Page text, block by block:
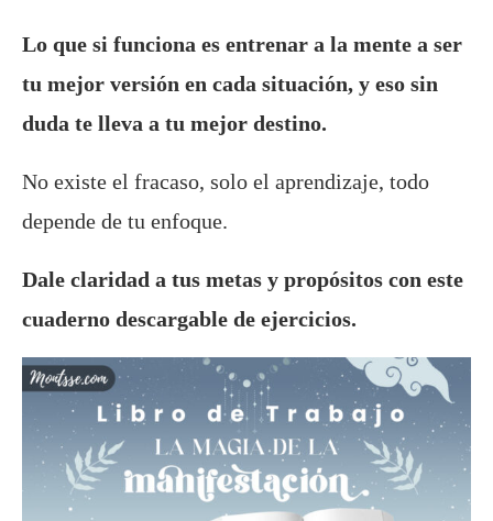
Lo que si funciona es entrenar a la mente a ser
tu mejor versión en cada situación, y eso sin
duda te lleva a tu mejor destino.
No existe el fracaso, solo el aprendizaje, todo
depende de tu enfoque.
Dale claridad a tus metas y propósitos con este
cuaderno descargable de ejercicios.